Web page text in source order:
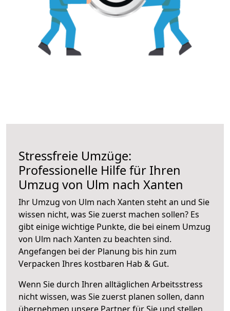
Stressfreie Umzüge:
Professionelle Hilfe für Ihren
Umzug von Ulm nach Xanten
Ihr Umzug von Ulm nach Xanten steht an und Sie
wissen nicht, was Sie zuerst machen sollen? Es
gibt einige wichtige Punkte, die bei einem Umzug
von Ulm nach Xanten zu beachten sind.
Angefangen bei der Planung bis hin zum
Verpacken Ihres kostbaren Hab & Gut.
Wenn Sie durch Ihren alltäglichen Arbeitsstress
nicht wissen, was Sie zuerst planen sollen, dann